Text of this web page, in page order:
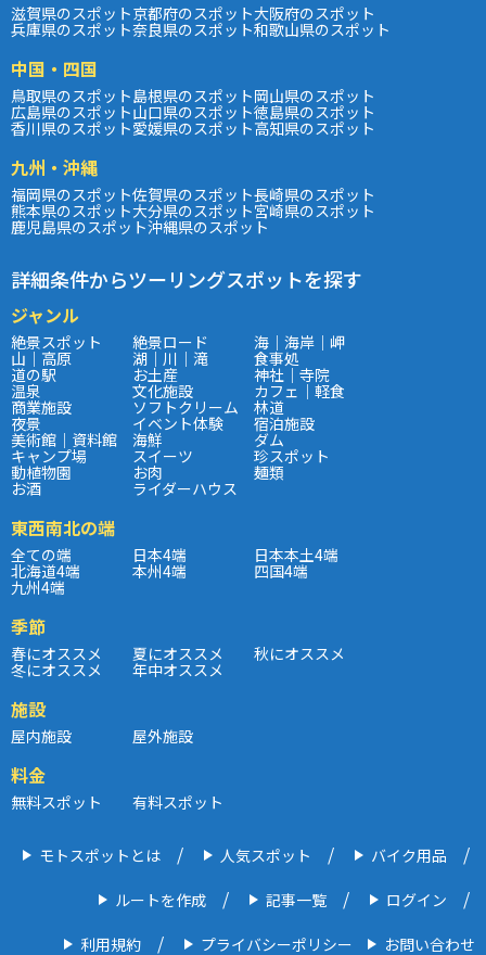
滋賀県のスポット京都府のスポット大阪府のスポット
兵庫県のスポット奈良県のスポット和歌山県のスポット
中国・四国
鳥取県のスポット島根県のスポット岡山県のスポット
広島県のスポット山口県のスポット徳島県のスポット
香川県のスポット愛媛県のスポット高知県のスポット
九州・沖縄
福岡県のスポット佐賀県のスポット長崎県のスポット
熊本県のスポット大分県のスポット宮崎県のスポット
鹿児島県のスポット沖縄県のスポット
詳細条件からツーリングスポットを探す
ジャンル
絶景スポット 絶景ロード 海｜海岸｜岬
山｜高原 湖｜川｜滝 食事処
道の駅 お土産 神社｜寺院
温泉 文化施設 カフェ｜軽食
商業施設 ソフトクリーム 林道
夜景 イベント体験 宿泊施設
美術館｜資料館 海鮮 ダム
キャンプ場 スイーツ 珍スポット
動植物園 お肉 麺類
お酒 ライダーハウス
東西南北の端
全ての端 日本4端 日本本土4端
北海道4端 本州4端 四国4端
九州4端
季節
春にオススメ 夏にオススメ 秋にオススメ
冬にオススメ 年中オススメ
施設
屋内施設 屋外施設
料金
無料スポット 有料スポット
モトスポットとは 人気スポット バイク用品
ルートを作成 記事一覧 ログイン
利用規約 プライバシーポリシー お問い合わせ